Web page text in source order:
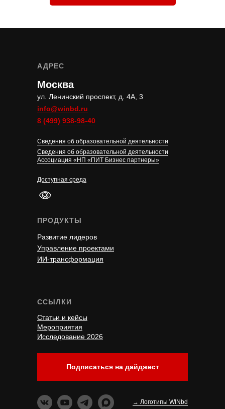
ПРОДУКТЫ
Развитие лидеров
Управление проектами
ИИ-трансформация
→ Логотипы WINbd
ССЫЛКИ
Статьи и кейсы
Мероприятия
Исследование 2026
АДРЕС
Подписаться на дайджест
Москва
Сведения об образовательной деятельности
Доступная среда
ул. Ленинский проспект, д. 4А, 3
Сведения об образовательной деятельности
Ассоциация «НП «ПИТ Бизнес партнеры»
info@winbd.ru
8 (499) 938-98-40